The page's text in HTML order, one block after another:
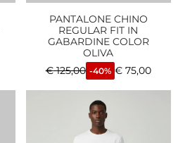
PANTALONE CHINO
REGULAR FIT IN
GABARDINE COLOR
OLIVA
€125,00 -40% €75,00